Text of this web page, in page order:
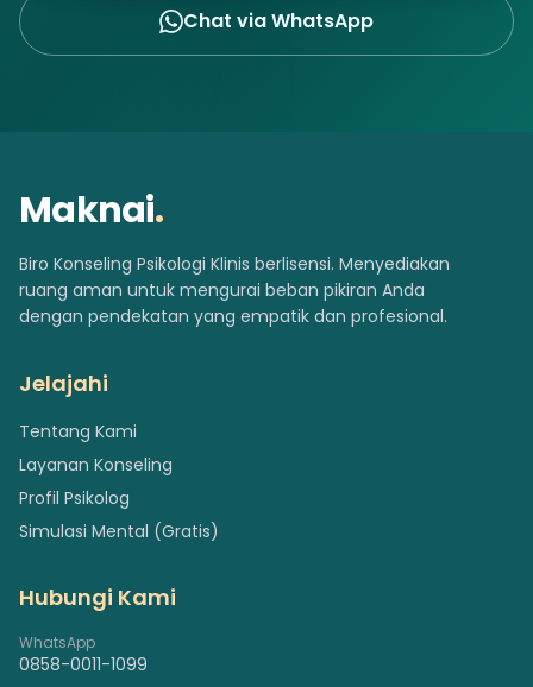
Chat via WhatsApp
Maknai.
Biro Konseling Psikologi Klinis berlisensi. Menyediakan
ruang aman untuk mengurai beban pikiran Anda
dengan pendekatan yang empatik dan profesional.
Jelajahi
Tentang Kami
Layanan Konseling
Profil Psikolog
Simulasi Mental (Gratis)
Hubungi Kami
WhatsApp
0858-0011-1099